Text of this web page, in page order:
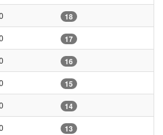
18
17
16
15
14
13